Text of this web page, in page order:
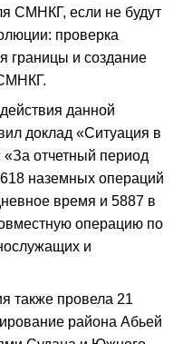
СМНКГ, если не будут
проверка
границы и создание
данной
доклад «Ситуация в
отчетный период
наземных операций
время и 5887 в
операцию по
и
также провела 21
района Абьей